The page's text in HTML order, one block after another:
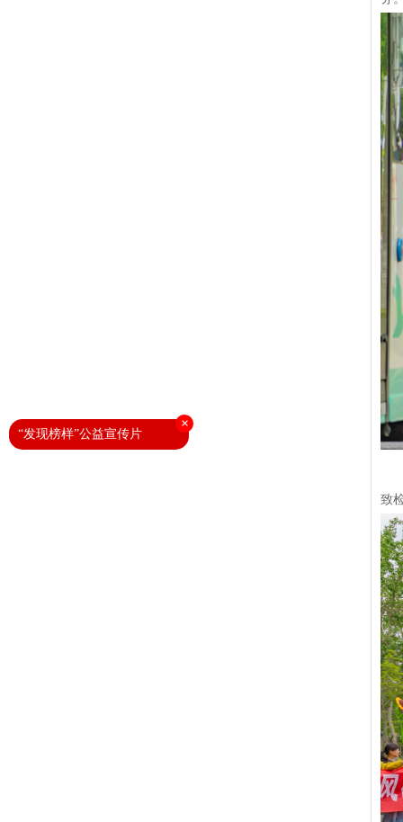
致
×
“发现榜样”公益宣传片